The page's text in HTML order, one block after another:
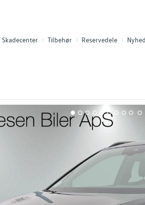
Skadecenter Tilbehør Reservedele
2 5 10